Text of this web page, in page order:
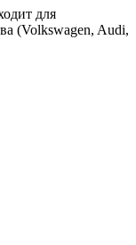
для
(Volkswagen, Audi,